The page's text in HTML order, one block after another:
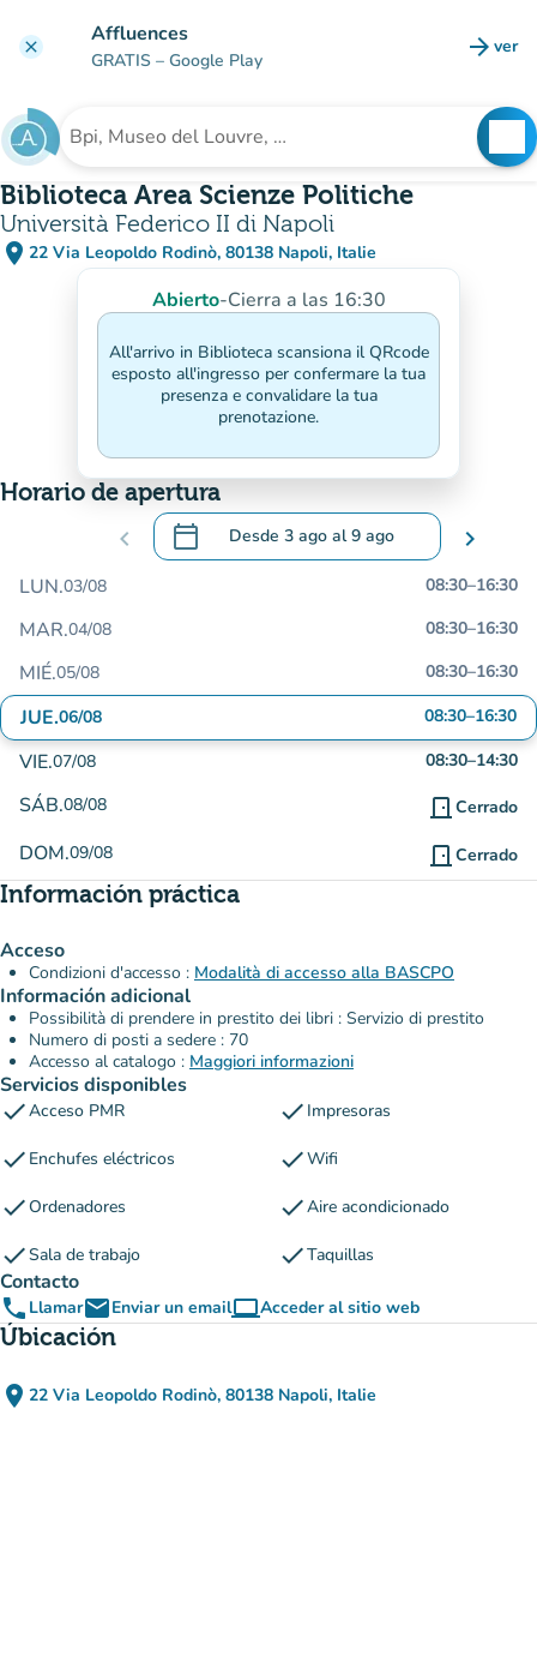
clear Affluences
GRATIS – Google Play arrow_forward ver
Buscar un establecimiento
Biblioteca Area Scienze Politiche
Università Federico II di Napoli
place 22 Via Leopoldo Rodinò, 80138 Napoli, Italie
(abrir en Google Maps)
(nueva pestaña)
Abierto-Cierra a las 16:30
All'arrivo in Biblioteca scansiona il QRcode
esposto all'ingresso per confermare la tua
presenza e convalidare la tua
prenotazione.
Horario de apertura
chevron_left calendar_today Desde 3 ago al9 ago
.Abra el calendario para cambiar las
chevron_right
LUN.03/08 08:30–16:30
MAR.04/08 08:30–16:30
MIÉ.05/08 08:30–16:30
JUE.06/08 08:30–16:30
VIE.07/08 08:30–14:30
SÁB.08/08 door_front Cerrado
DOM.09/08 door_front Cerrado
Información práctica
Acceso
Condizioni d'accesso : Modalità di accesso alla BASCPO
Información adicional
Possibilità di prendere in prestito dei libri : Servizio di prestito
Numero di posti a sedere : 70
Accesso al catalogo : Maggiori informazioni
Servicios disponibles
checkAcceso PMR check Impresoras
check Enchufes eléctricos checkWifi
checkOrdenadores checkAire acondicionado
checkSala de trabajo checkTaquillas
Contacto
phone LlamaremailEnviar un emailcomputerAcceder al sitio web
(nueva pestaña)
Úbicación
place 22 Via Leopoldo Rodinò, 80138 Napoli, Italie
(abrir en Google Maps)
(nueva pestaña)